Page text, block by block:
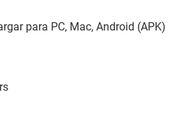
para PC, Mac, Android (APK)